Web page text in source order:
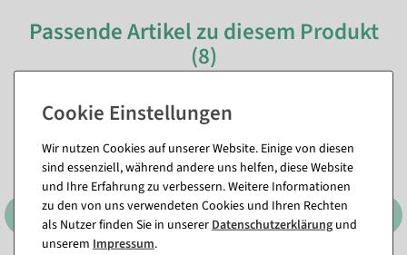
Passende Artikel zu diesem Produkt
(8)
Wir nutzen Cookies auf unserer Website. Einige von diesen
sind essenziell, während andere uns helfen, diese Website
und Ihre Erfahrung zu verbessern. Weitere Informationen
zu den von uns verwendeten Cookies und Ihren Rechten
als Nutzer finden Sie in unsererDaten­schutz­erklärung und
unserem Impressum.